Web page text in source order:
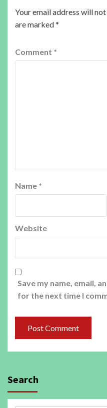
Your email address will
are marked*
Comment *
Name *
Website
Save my name, email,
for the next time I
Search